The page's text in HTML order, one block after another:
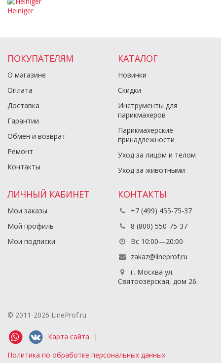
Heiniger
ПОКУПАТЕЛЯМ
О магазине
Оплата
Доставка
Гарантии
Обмен и возврат
Ремонт
Контакты
КАТАЛОГ
Новинки
Скидки
Инструменты для
парикмахеров
Парикмахерские
принадлежности
Уход за лицом и телом
Уход за животными
ЛИЧНЫЙ КАБИНЕТ
Мои заказы
Мой профиль
Мои подписки
КОНТАКТЫ
+7 (499) 455-75-37
8 (800) 550-75-37
Вс 10:00—20:00
zakaz@lineprof.ru
г. Москва ул.
Святоозерская, дом 26.
© 2011-2026 LineProf.ru
Карта сайта
|
Политика по обработке персональных данных